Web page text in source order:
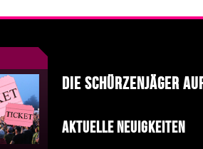
Die Schürzenjäger
Aktuelle Neuigkeiten